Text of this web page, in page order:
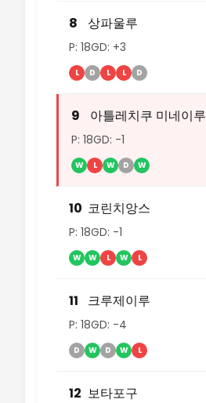
8 상파울루
P: 18GD: +3
L D L L D
9 아틀레치쿠 미네이루
P: 18GD: -1
W L W D W
10 코린치앙스
P: 18GD: -1
W W L W L
11 크루제이루
P: 18GD: -4
D W D W L
12 보타포구